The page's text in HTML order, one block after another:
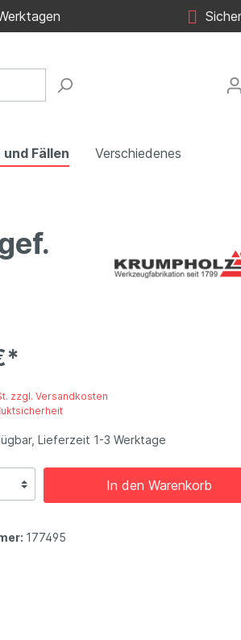
Fällen Verschiedenes
zzgl. Versandkosten
Lieferzeit 1-3 Werktage
In den Warenkorb
177495